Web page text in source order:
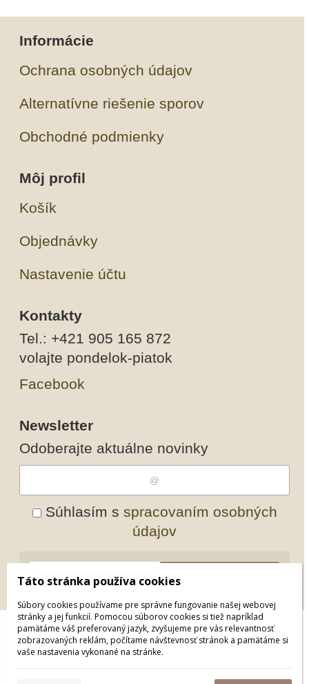
Informácie
Ochrana osobných údajov
Alternatívne riešenie sporov
Obchodné podmienky
Môj profil
Košík
Objednávky
Nastavenie účtu
Kontakty
Tel.: +421 905 165 872
volajte pondelok-piatok
Facebook
Newsletter
Odoberajte aktuálne novinky
Súhlasím s spracovaním osobných
údajov
© 2026 WEXBO |www.wexbo.com
Táto stránka používa cookies
Súbory cookies používame pre správne fungovanie našej webovej
stránky a jej funkcií. Pomocou súborov cookies si tiež napríklad
pamätáme váš preferovaný jazyk, zvyšujeme pre vás relevantnosť
zobrazovaných reklám, počítame návštevnosť stránok a pamätáme si
vaše nastavenia vykonané na stránke.